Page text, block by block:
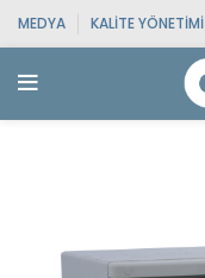
MEDYA KALITE YÖNETIMI